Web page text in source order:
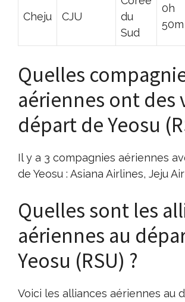
Cheju CJU
du
Sud
0h
50m
Quelles
aériennes ont des
départ de Yeosu
Il y a 3 compagnies aériennes
de Yeosu : Asiana Airlines, Jeju
Quelles sont les
aériennes au
Yeosu (RSU) ?
Voici les alliances aériennes au